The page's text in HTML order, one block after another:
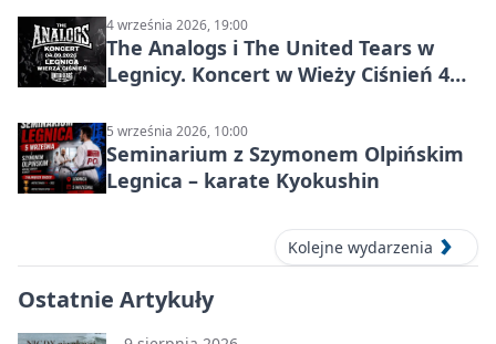
4 września 2026, 19:00
The Analogs i The United Tears w
Legnicy. Koncert w Wieży Ciśnień 4
5 września 2026, 10:00
Seminarium z Szymonem Olpińskim
Legnica – karate Kyokushin
Kolejne wydarzenia
Ostatnie Artykuły